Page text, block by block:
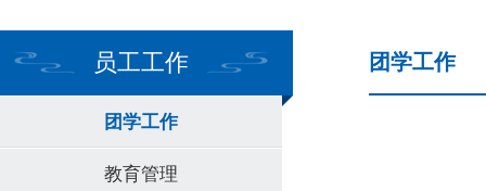
员工工作
团学工作
教育管理
团学工作